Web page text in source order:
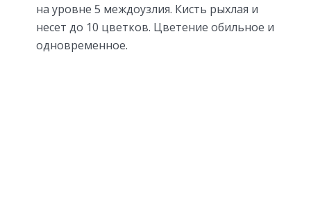
на уровне 5 междоузлия. Кисть рыхлая и
несет до 10 цветков. Цветение обильное и
одновременное.